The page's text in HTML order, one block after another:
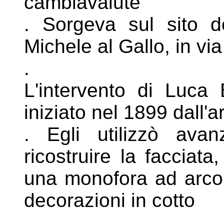
. Sorgeva sul sito
Michele al Gallo, in
.
L'intervento di Luca
iniziato nel 1899
. Egli utilizzò
ricostruire la
una monofora ad
decorazioni in cotto